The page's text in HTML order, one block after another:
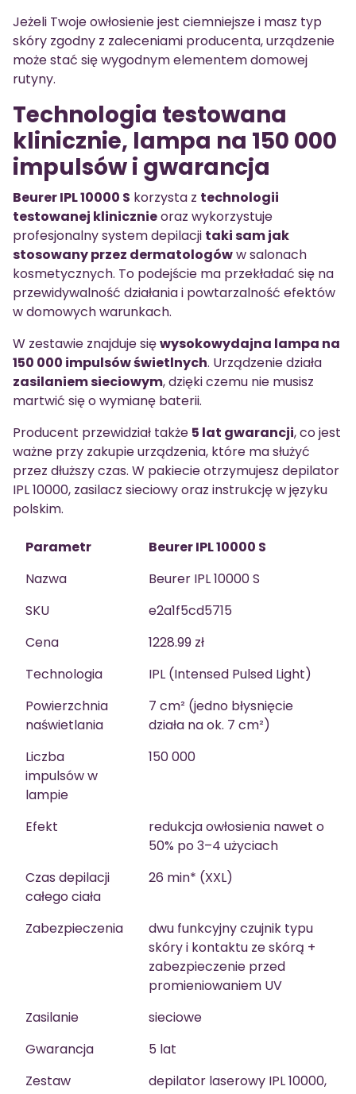
Jeżeli Twoje owłosienie jest ciemniejsze i masz typ
skóry zgodny z zaleceniami producenta, urządzenie
może stać się wygodnym elementem domowej
rutyny.
Technologia testowana
klinicznie, lampa na 150 000
impulsów i gwarancja
Beurer IPL 10000 S korzysta z technologii
testowanej klinicznieoraz wykorzystuje
profesjonalny system depilacji taki sam jak
stosowany przez dermatologóww salonach
kosmetycznych. To podejście ma przekładać się na
przewidywalność działania i powtarzalność efektów
w domowych warunkach.
W zestawie znajduje sięwysokowydajna lampa na
150 000 impulsów świetlnych. Urządzenie działa
zasilaniem sieciowym, dzięki czemu nie musisz
martwić się o wymianę baterii.
Producent przewidział także 5 lat gwarancji, co jest
ważne przy zakupie urządzenia, które ma służyć
przez dłuższy czas. W pakiecie otrzymujesz depilator
IPL 10000, zasilacz sieciowy oraz instrukcję w języku
polskim.
Parametr
Beurer IPL 10000 S
Nazwa
Beurer IPL 10000 S
SKU
e2a1f5cd5715
Cena
1228.99 zł
Technologia
IPL (Intensed Pulsed Light)
Powierzchnia
naświetlania
7 cm² (jedno błysnięcie
działa na ok. 7 cm²)
Liczba
impulsów w
lampie
150 000
Efekt
redukcja owłosienia nawet o
50% po 3–4 użyciach
Czas depilacji
całego ciała
26 min* (XXL)
Zabezpieczenia
dwu funkcyjny czujnik typu
skóry i kontaktu ze skórą +
zabezpieczenie przed
promieniowaniem UV
Zasilanie
sieciowe
Gwarancja
5 lat
Zestaw
depilator laserowy IPL 10000,